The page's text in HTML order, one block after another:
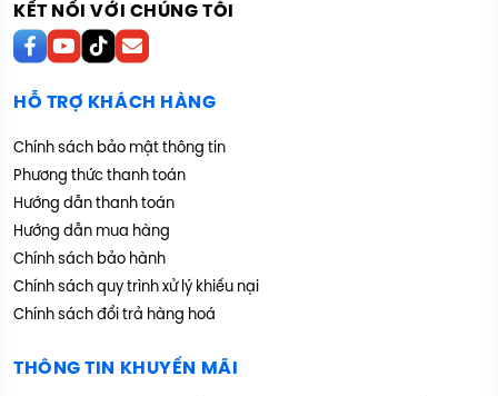
KẾT NỐI VỚI CHÚNG TÔI
HỖ TRỢ KHÁCH HÀNG
Chính sách bảo mật thông tin
Phương thức thanh toán
Hướng dẫn thanh toán
Hướng dẫn mua hàng
Chính sách bảo hành
Chính sách quy trình xử lý khiếu nại
Chính sách đổi trả hàng hoá
THÔNG TIN KHUYẾN MÃI